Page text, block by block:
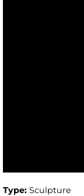
Type: Sculpture